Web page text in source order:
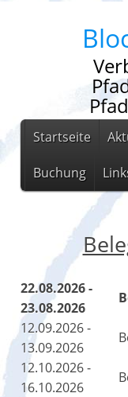
Startseite
Buchung
22.08.2026 -
23.08.2026
12.09.2026 -
13.09.2026
12.10.2026 -
16.10.2026